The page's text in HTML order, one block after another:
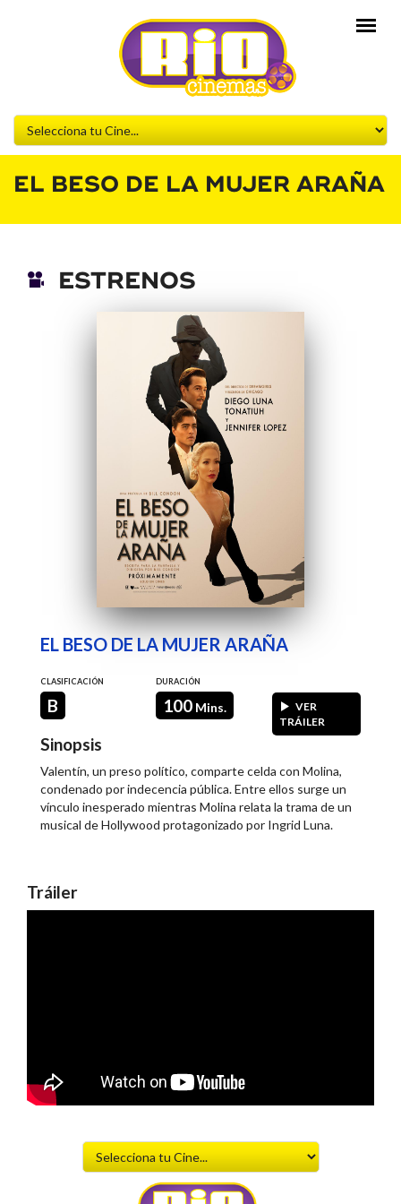
EL BESO DE LA MUJER ARAÑA
ESTRENOS
EL BESO DE LA MUJER ARAÑA
CLASIFICACIÓN
B
DURACIÓN
100 Mins.
VER
TRÁILER
Sinopsis
Valentín, un preso político, comparte celda con Molina,
condenado por indecencia pública. Entre ellos surge un
vínculo inesperado mientras Molina relata la trama de un
musical de Hollywood protagonizado por Ingrid Luna.
Tráiler